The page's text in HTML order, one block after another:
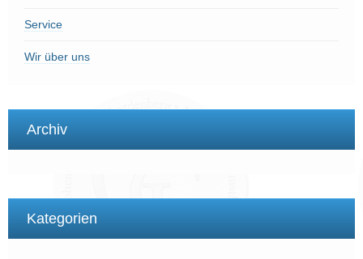
Service
Wir über uns
Archiv
Kategorien